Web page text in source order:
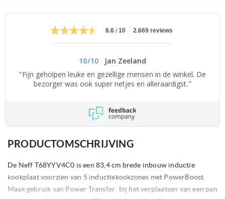
8.6/ 10 2.669 reviews
10/10
Jan Zeeland
Fijn geholpen leuke en gezellige mensen in de winkel. De
bezorger was ook super netjes en alleraardigst.
PRODUCTOMSCHRIJVING
De Neff T68YYV4C0 is een 83,4 cm brede inbouw inductie
kookplaat voorzien van 5 inductiekookzones met PowerBoost.
Maak gebruik van Power Transfer: bij het verplaatsen van een pan